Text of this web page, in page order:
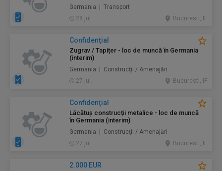
Germania | Transport
28 jul.
Bucuresti, IF
Confidenţial
Zugrav / Tapițer - loc de muncă în Germania
(interim)
Germania | Construcţii / Amenajări
27 jul.
Bucuresti, IF
Confidenţial
Lăcătuș construcții metalice - loc de muncă
în Germania (interim)
Germania | Construcţii / Amenajări
27 jul.
Bucuresti, IF
2.000 EUR